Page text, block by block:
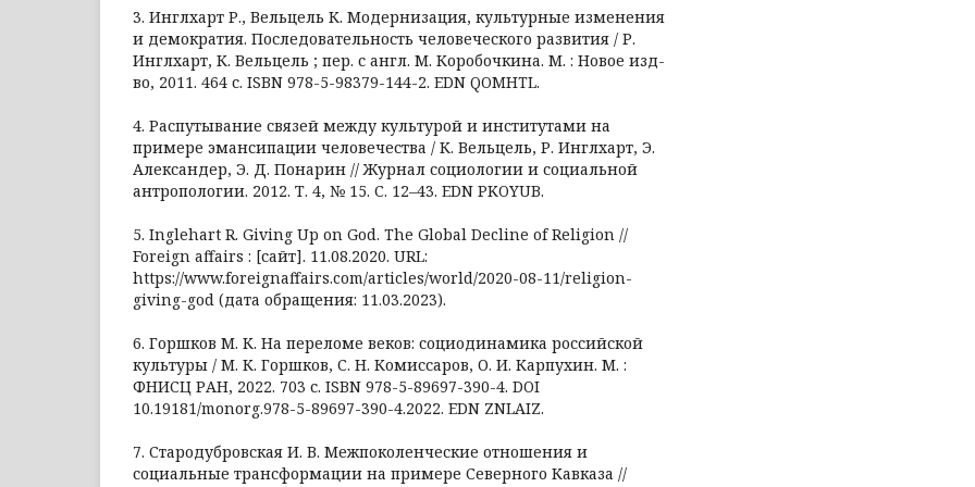
3. Инглхарт Р., Вельцель К. Модернизация, культурные изменения
и демократия. Последовательность человеческого развития / Р.
Инглхарт, К. Вельцель ; пер. с англ. М. Коробочкина. М. : Новое изд-
во, 2011. 464 с. ISBN 978-5-98379-144-2. EDN QOMHTL.
4. Распутывание связей между культурой и институтами на
примере эмансипации человечества / К. Вельцель, Р. Инглхарт, Э.
Александер, Э. Д. Понарин // Журнал социологии и социальной
антропологии. 2012. Т. 4, № 15. С. 12–43. EDN PKOYUB.
5. Inglehart R. Giving Up on God. The Global Decline of Religion //
Foreign affairs : [сайт]. 11.08.2020. URL:
https://www.foreignaffairs.com/articles/world/2020-08-11/religion-
giving-god (дата обращения: 11.03.2023).
6. Горшков М. К. На переломе веков: социодинамика российской
культуры / М. К. Горшков, С. Н. Комиссаров, О. И. Карпухин. М. :
ФНИСЦ РАН, 2022. 703 с. ISBN 978-5-89697-390-4. DOI
10.19181/monorg.978-5-89697-390-4.2022. EDN ZNLAIZ.
7. Стародубровская И. В. Межпоколенческие отношения и
социальные трансформации на примере Северного Кавказа //